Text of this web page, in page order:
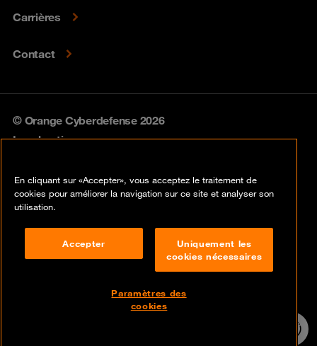
Carrières
Contact
© Orange Cyberdefense 2026
Legal notice
Vulnerability policy
Cookie policy
Compliance
En cliquant sur «Accepter», vous acceptez le traitement de
cookies pour améliorer la navigation sur ce site et analyser son
utilisation.
Accepter
Uniquement les
cookies nécessaires
Paramètres des
cookies